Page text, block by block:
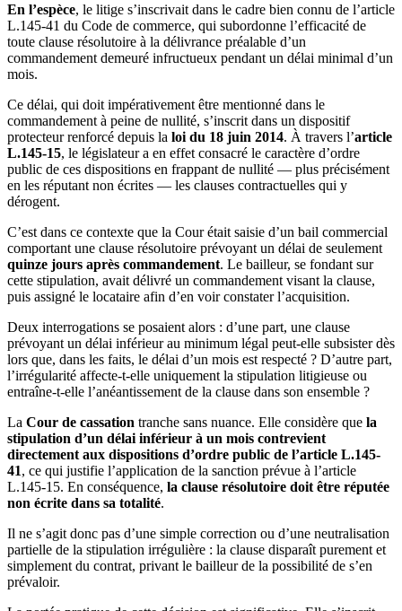
En l’espèce, le litige s’inscrivait dans le cadre bien connu de l’article
L.145-41 du Code de commerce, qui subordonne l’efficacité de
toute clause résolutoire à la délivrance préalable d’un
commandement demeuré infructueux pendant un délai minimal d’un
mois.
Ce délai, qui doit impérativement être mentionné dans le
commandement à peine de nullité, s’inscrit dans un dispositif
protecteur renforcé depuis la loi du 18 juin 2014. À travers l’article
L.145-15, le législateur a en effet consacré le caractère d’ordre
public de ces dispositions en frappant de nullité — plus précisément
en les réputant non écrites — les clauses contractuelles qui y
dérogent.
C’est dans ce contexte que la Cour était saisie d’un bail commercial
comportant une clause résolutoire prévoyant un délai de seulement
quinze jours après commandement. Le bailleur, se fondant sur
cette stipulation, avait délivré un commandement visant la clause,
puis assigné le locataire afin d’en voir constater l’acquisition.
Deux interrogations se posaient alors : d’une part, une clause
prévoyant un délai inférieur au minimum légal peut-elle subsister dès
lors que, dans les faits, le délai d’un mois est respecté ? D’autre part,
l’irrégularité affecte-t-elle uniquement la stipulation litigieuse ou
entraîne-t-elle l’anéantissement de la clause dans son ensemble ?
La Cour de cassation tranche sans nuance. Elle considère que la
stipulation d’un délai inférieur à un mois contrevient
directement aux dispositions d’ordre public de l’article L.145-
41, ce qui justifie l’application de la sanction prévue à l’article
L.145-15. En conséquence, la clause résolutoire doit être réputée
non écrite dans sa totalité.
Il ne s’agit donc pas d’une simple correction ou d’une neutralisation
partielle de la stipulation irrégulière : la clause disparaît purement et
simplement du contrat, privant le bailleur de la possibilité de s’en
prévaloir.